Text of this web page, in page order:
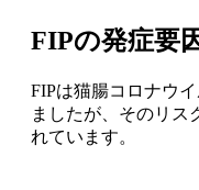
FIPの発症要
FIPは猫腸コロナウ
ましたが、そのリス
れています。